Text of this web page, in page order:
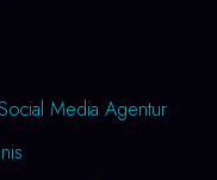
Media Agentur